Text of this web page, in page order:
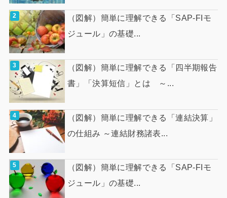
（図解）簡単に理解できる「SAP-FIモ
ジュール」の基礎...
（図解）簡単に理解できる「四半期報告
書」「決算短信」とは ～...
（図解）簡単に理解できる「連結決算」
の仕組み ～連結財務諸表...
（図解）簡単に理解できる「SAP-FIモ
ジュール」の基礎...